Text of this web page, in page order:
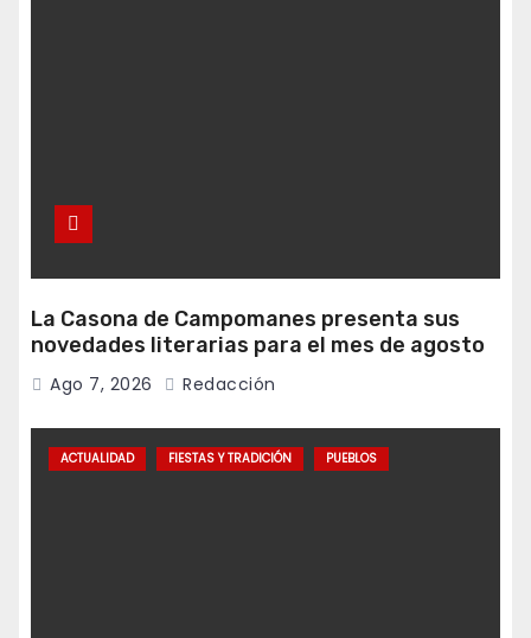
La Casona de Campomanes presenta sus
novedades literarias para el mes de agosto
Ago 7, 2026 Redacción
ACTUALIDAD FIESTAS Y TRADICIÓN PUEBLOS